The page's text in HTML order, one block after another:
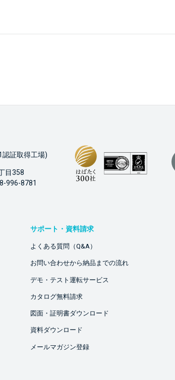
証取得工場)
目358
996-8781
サポート・資料請求
よくある質問（Q&A）
お問い合わせから納品までの流れ
デモ・テスト運転サービス
カタログ無料請求
図面・証明書ダウンロード
資料ダウンロード
メールマガジン登録